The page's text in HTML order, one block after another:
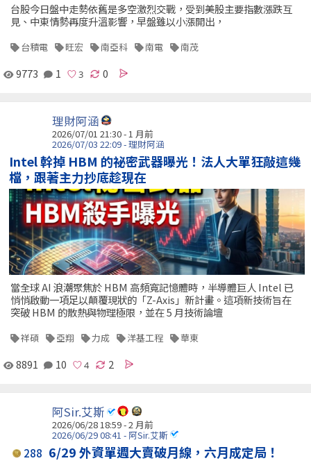
台股今日盤中走勢依舊是多空激烈交戰，受到美股主要指數漲跌互
見、中東情勢再度升溫影響，早盤雖以小漲開出，
台積電 旺宏 南亞科 南電 南茂
9773 1 0
理財阿涵
2026/07/01 21:30 - 1 月前
2026/07/03 22:09 - 理財阿涵
Intel 幹掉 HBM 的祕密武器曝光！法人大單狂敲這幾
檔，跟著主力抄底趁現在
當全球 AI 浪潮聚焦於 HBM 高頻寬記憶體時，半導體巨人 Intel 已
悄悄啟動一項足以顛覆現狀的「Z-Axis」新計畫。這項新技術旨在
突破 HBM 的散熱與物理極限，並在 5 月技術論壇
祥碩 亞翔 力成 洋基工程 華東
8891 10 2
阿Sir.艾斯
2026/06/28 18:59 - 2 月前
2026/06/29 08:41 - 阿Sir.艾斯
288 6/29 外資單週大賣破月線，六月成定局！